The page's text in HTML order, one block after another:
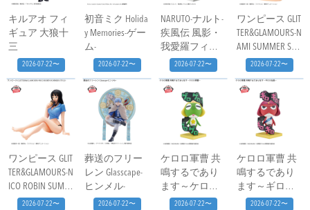
キルアオ フィ
ギュア 大狼十
三
2026-07-22〜
初音ミク Holida
y Memories-ゲー
ム-
2026-07-22〜
NARUTO-ナルト-
疾風伝 風影・
我愛羅フィギ
ュア～五影集
結…!!～
2026-07-22〜
ワンピース GLIT
TER&GLAMOURS-N
AMI SUMMER STY
LE- 2026-07-22〜
ワンピース GLIT
TER&GLAMOURS-N
ICO ROBIN SUMM
ER STYLE-
2026-07-22〜
葬送のフリー
レン Glasscape-
ヒンメル-
2026-07-22〜
ケロロ軍曹 共
鳴するであり
ます～ケロロ
軍曹～
2026-07-22〜
ケロロ軍曹 共
鳴するであり
ます～ギロロ
伍長～
2026-07-22〜